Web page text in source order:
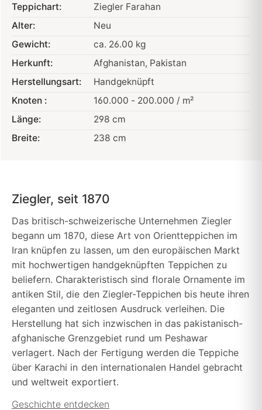
Teppichart:
Ziegler Farahan
Alter:
Neu
Gewicht:
ca. 26.00 kg
Herkunft:
Afghanistan, Pakistan
Herstellungsart:
Handgeknüpft
Knoten :
160.000 - 200.000 / m²
Länge:
298 cm
Breite:
238 cm
Ziegler, seit 1870
Das britisch-schweizerische Unternehmen Ziegler
begann um 1870, diese Art von Orientteppichen im
Iran knüpfen zu lassen, um den europäischen Markt
mit hochwertigen handgeknüpften Teppichen zu
beliefern. Charakteristisch sind florale Ornamente im
antiken Stil, die den Ziegler-Teppichen bis heute ihren
eleganten und zeitlosen Ausdruck verleihen. Die
Herstellung hat sich inzwischen in das pakistanisch-
afghanische Grenzgebiet rund um Peshawar
verlagert. Nach der Fertigung werden die Teppiche
über Karachi in den internationalen Handel gebracht
und weltweit exportiert.
Geschichte entdecken